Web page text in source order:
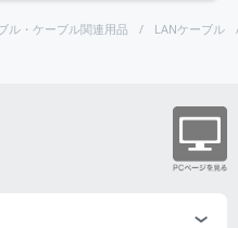
ル・ケーブル関連用品 LANケーブル